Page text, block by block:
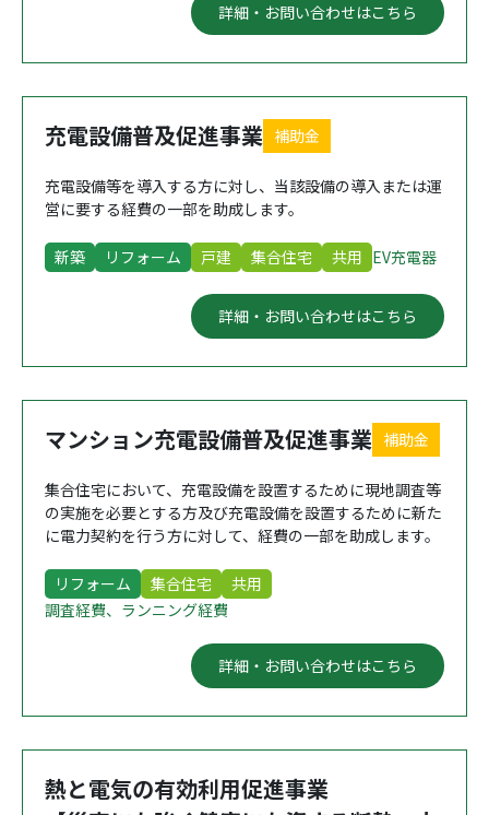
詳細・お問い合わせはこちら
充電設備普及促進事業 補助金
充電設備等を導入する方に対し、当該設備の導入または運
営に要する経費の一部を助成します。
新築 リフォーム 戸建 集合住宅 共用 EV充電器
詳細・お問い合わせはこちら
マンション充電設備普及促進事業 補助金
集合住宅において、充電設備を設置するために現地調査等
の実施を必要とする方及び充電設備を設置するために新た
に電力契約を行う方に対して、経費の一部を助成します。
リフォーム 集合住宅
共用
調査経費、ランニング経費
詳細・お問い合わせはこちら
熱と電気の有効利用促進事業